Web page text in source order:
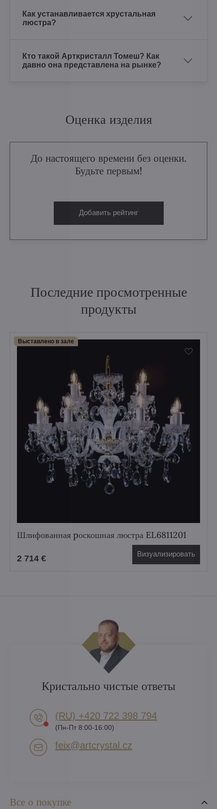
Как устанавливается хрустальная
люстра?
Кто такой Арткристалл Томеш? Как
давно она представлена на рынке?
Оценка изделия
До настоящего времени без оценки.
Будьте первым!
Добавить рейтинг
Последние просмотренные
продукты
Выставлено в зале
Шлифованная pоскошная люстра EL6811201
2 714 € Визуализировать
Все о покупке
Кристально чистые ответы
(RU) +420 722 398 794​
(Пн-Пт 8:00-16:00)
feix​@artcrystal​.cz